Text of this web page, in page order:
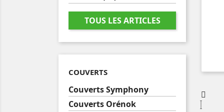
TOUS LES ARTICLES
COUVERTS
Couverts Symphony
Couverts Orénok